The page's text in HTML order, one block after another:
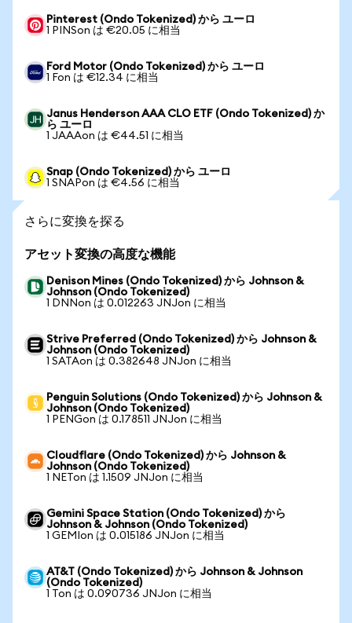
Pinterest (Ondo Tokenized) から ユーロ
1 PINSon は €20.05 に相当
Ford Motor (Ondo Tokenized) から ユーロ
1 Fon は €12.34 に相当
Janus Henderson AAA CLO ETF (Ondo Tokenized) か
ら ユーロ
1 JAAAon は €44.51 に相当
Snap (Ondo Tokenized) から ユーロ
1 SNAPon は €4.56 に相当
さらに変換を探る
アセット変換の高度な機能
Denison Mines (Ondo Tokenized) から Johnson &
Johnson (Ondo Tokenized)
1 DNNon は 0.012263 JNJon に相当
Strive Preferred (Ondo Tokenized) から Johnson &
Johnson (Ondo Tokenized)
1 SATAon は 0.382648 JNJon に相当
Penguin Solutions (Ondo Tokenized) から Johnson &
Johnson (Ondo Tokenized)
1 PENGon は 0.178511 JNJon に相当
Cloudflare (Ondo Tokenized) から Johnson &
Johnson (Ondo Tokenized)
1 NETon は 1.1509 JNJon に相当
Gemini Space Station (Ondo Tokenized) から
Johnson & Johnson (Ondo Tokenized)
1 GEMIon は 0.015186 JNJon に相当
AT&T (Ondo Tokenized) から Johnson & Johnson
(Ondo Tokenized)
1 Ton は 0.090736 JNJon に相当